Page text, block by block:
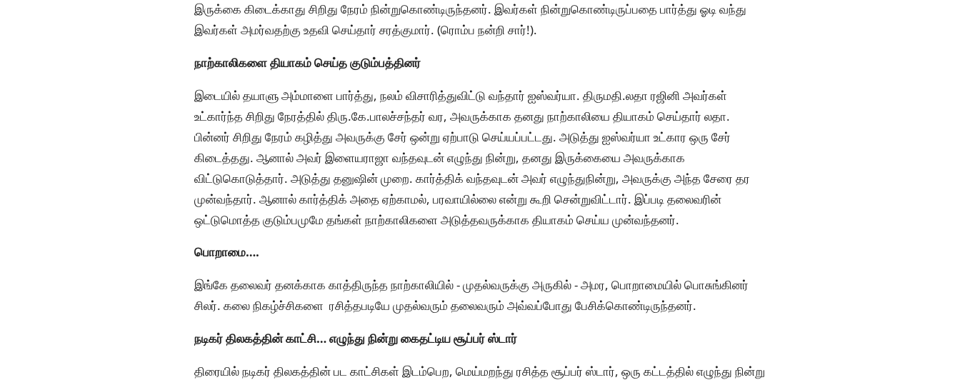
இருக்கை கிடைக்காது சிறிது நேரம் நின்றுகொண்டிருந்தனர். இவர்கள் நின்றுகொண்டிருப்பதை பார்த்து ஓடி வந்து
இவர்கள் அமர்வதற்கு உதவி செய்தார் சரத்குமார். (ரொம்ப நன்றி சார்!).
நாற்காலிகளை தியாகம் செய்த குடும்பத்தினர்
இடையில் தயாளு அம்மாளை பார்த்து, நலம் விசாரித்துவிட்டு வந்தார் ஐஸ்வர்யா. திருமதி.லதா ரஜினி அவர்கள்
உட்கார்ந்த சிறிது நேரத்தில் திரு.கே.பாலச்சந்தர் வர, அவருக்காக தனது நாற்காலியை தியாகம் செய்தார் லதா.
பின்னர் சிறிது நேரம் கழித்து அவருக்கு சேர் ஒன்று ஏற்பாடு செய்யப்பட்டது. அடுத்து ஐஸ்வர்யா உட்கார ஒரு சேர்
கிடைத்தது. ஆனால் அவர் இளையராஜா வந்தவுடன் எழுந்து நின்று, தனது இருக்கையை அவருக்காக
விட்டுகொடுத்தார். அடுத்து தனுஷின் முறை. கார்த்திக் வந்தவுடன் அவர் எழுந்துநின்று, அவருக்கு அந்த சேரை தர
முன்வந்தார். ஆனால் கார்த்திக் அதை ஏற்காமல், பரவாயில்லை என்று கூறி சென்றுவிட்டார். இப்படி தலைவரின்
ஒட்டுமொத்த குடும்பமுமே தங்கள் நாற்காலிகளை அடுத்தவருக்காக தியாகம் செய்ய முன்வந்தனர்.
பொறாமை….
இங்கே தலைவர் தனக்காக காத்திருந்த நாற்காலியில் - முதல்வருக்கு அருகில் - அமர, பொறாமையில் பொசுங்கினர்
சிலர். கலை நிகழ்ச்சிகளை ரசித்தபடியே முதல்வரும் தலைவரும் அவ்வப்போது பேசிக்கொண்டிருந்தனர்.
நடிகர் திலகத்தின் காட்சி… எழுந்து நின்று கைதட்டிய சூப்பர் ஸ்டார்
திரையில் நடிகர் திலகத்தின் பட காட்சிகள் இடம்பெற, மெய்மறந்து ரசித்த சூப்பர் ஸ்டார், ஒரு கட்டத்தில் எழுந்து நின்று